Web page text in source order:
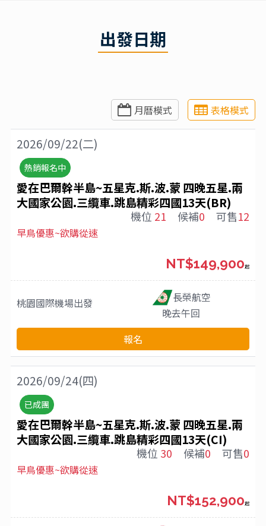
出發日期
月曆模式 表格模式
2026/09/22(二)
熱銷報名中
愛在巴爾幹半島~五星克.斯.波.蒙 四晚五星.兩
大國家公園.三纜車.跳島精彩四國13天(BR)
機位 21 候補0 可售12
早鳥優惠~欲購從速
桃園國際機場出發
長榮航空
晚去午回
NT$149,900起
報名
2026/09/24(四)
已成團
愛在巴爾幹半島~五星克.斯.波.蒙 四晚五星.兩
大國家公園.三纜車.跳島精彩四國13天(CI)
機位 30 候補0 可售0
早鳥優惠~欲購從速
NT$152,900起